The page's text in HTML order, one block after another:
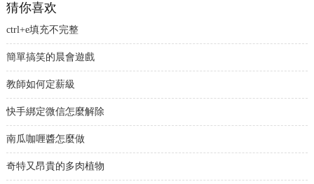
猜你喜欢
ctrl+e填充不完整
簡單搞笑的晨會遊戲
教師如何定薪級
快手綁定微信怎麼解除
南瓜咖喱醬怎麼做
奇特又昂貴的多肉植物